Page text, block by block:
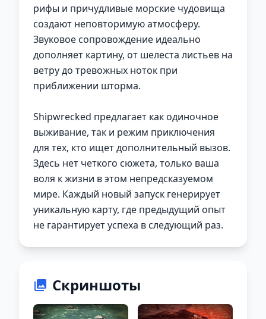
рифы и причудливые морские чудовища
создают неповторимую атмосферу.
Звуковое сопровождение идеально
дополняет картину, от шелеста листьев на
ветру до тревожных ноток при
приближении шторма.
Shipwrecked предлагает как одиночное
выживание, так и режим приключения
для тех, кто ищет дополнительный вызов.
Здесь нет четкого сюжета, только ваша
воля к жизни в этом непредсказуемом
мире. Каждый новый запуск генерирует
уникальную карту, где предыдущий опыт
не гарантирует успеха в следующий раз.
Скриншоты